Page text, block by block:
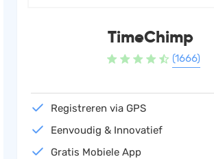
TimeChimp
(1666)
Registreren via GPS
Eenvoudig & Innovatief
Gratis Mobiele App